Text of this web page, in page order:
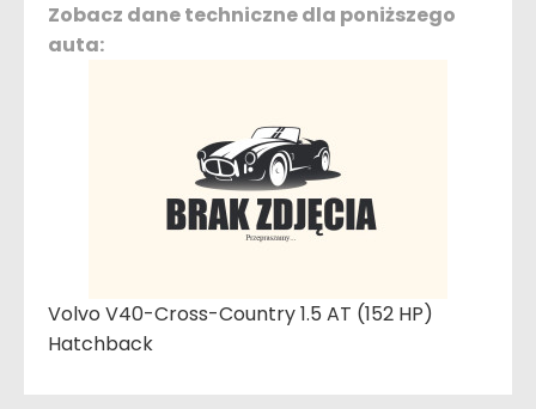
Zobacz dane techniczne dla poniższego
auta:
Volvo V40-Cross-Country 1.5 AT (152 HP)
Hatchback